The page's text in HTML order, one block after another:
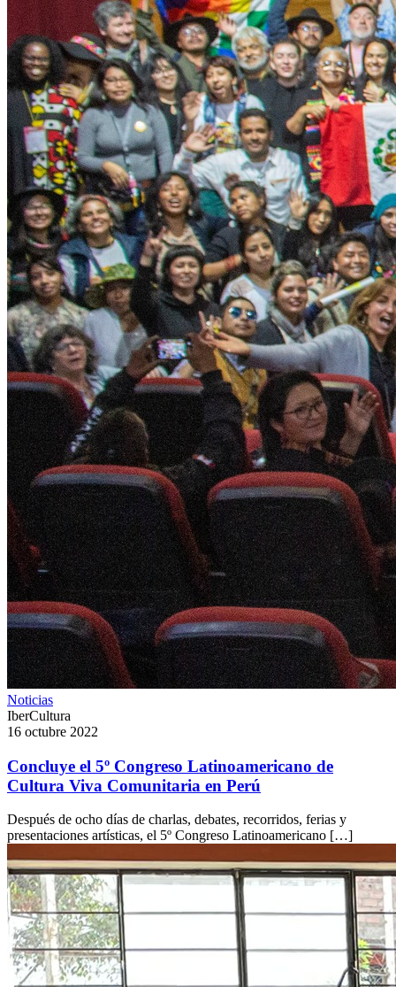
Noticias
IberCultura
16 octubre 2022
Concluye el 5º Congreso Latinoamericano de
Cultura Viva Comunitaria en Perú
Después de ocho días de charlas, debates, recorridos, ferias y
presentaciones artísticas, el 5º Congreso Latinoamericano […]